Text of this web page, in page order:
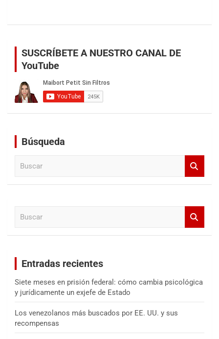
SUSCRÍBETE A NUESTRO CANAL DE
YouTube
Búsqueda
Entradas recientes
Siete meses en prisión federal: cómo cambia psicológica
y jurídicamente un exjefe de Estado
Los venezolanos más buscados por EE. UU. y sus
recompensas